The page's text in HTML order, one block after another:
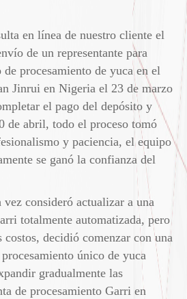
en línea de nuestro cliente el
de un representante para
procesamiento de yuca en el
Jinrui en Nigeria el 23 de marzo
el pago del depósito y
de abril, todo el proceso tomó
y paciencia, el equipo
se ganó la confianza del
consideró actualizar a una
totalmente automatizada, pero
costos, decidió comenzar con una
único de yuca
gradualmente las
de procesamiento Garri en